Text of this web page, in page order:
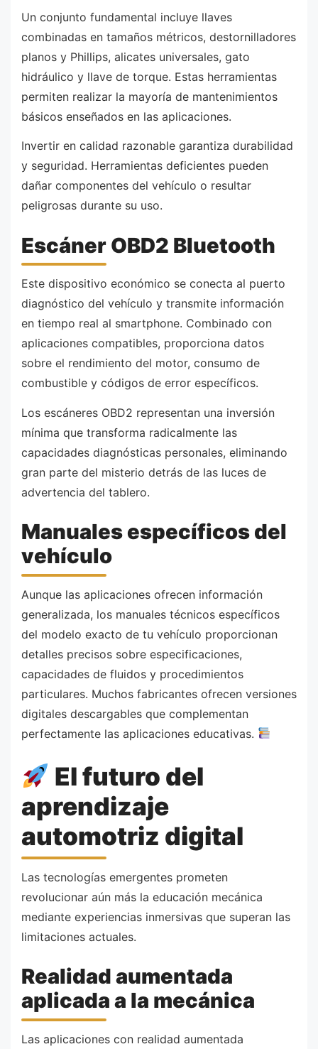
Un conjunto fundamental incluye llaves
combinadas en tamaños métricos, destornilladores
planos y Phillips, alicates universales, gato
hidráulico y llave de torque. Estas herramientas
permiten realizar la mayoría de mantenimientos
básicos enseñados en las aplicaciones.
Invertir en calidad razonable garantiza durabilidad
y seguridad. Herramientas deficientes pueden
dañar componentes del vehículo o resultar
peligrosas durante su uso.
Escáner OBD2 Bluetooth
Este dispositivo económico se conecta al puerto
diagnóstico del vehículo y transmite información
en tiempo real al smartphone. Combinado con
aplicaciones compatibles, proporciona datos
sobre el rendimiento del motor, consumo de
combustible y códigos de error específicos.
Los escáneres OBD2 representan una inversión
mínima que transforma radicalmente las
capacidades diagnósticas personales, eliminando
gran parte del misterio detrás de las luces de
advertencia del tablero.
Manuales específicos del
vehículo
Aunque las aplicaciones ofrecen información
generalizada, los manuales técnicos específicos
del modelo exacto de tu vehículo proporcionan
detalles precisos sobre especificaciones,
capacidades de fluidos y procedimientos
particulares. Muchos fabricantes ofrecen versiones
digitales descargables que complementan
perfectamente las aplicaciones educativas.
El futuro del
aprendizaje
automotriz digital
Las tecnologías emergentes prometen
revolucionar aún más la educación mecánica
mediante experiencias inmersivas que superan las
limitaciones actuales.
Realidad aumentada
aplicada a la mecánica
Las aplicaciones con realidad aumentada